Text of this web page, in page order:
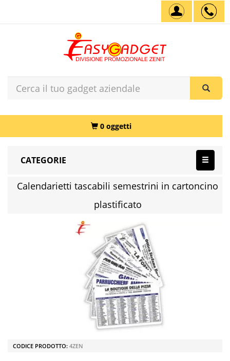
0 oggetti
CATEGORIE
Calendarietti tascabili semestrini in cartoncino
plastificato
CODICE PRODOTTO: 4ZEN